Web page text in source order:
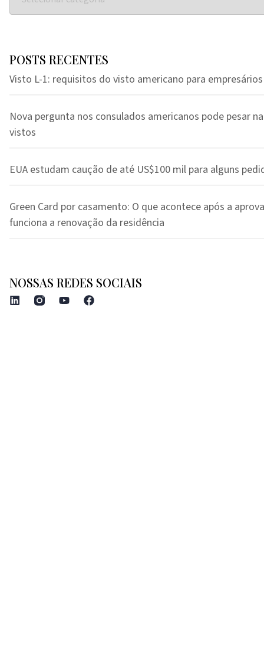
POSTS RECENTES
Visto L-1: requisitos do visto americano para empresários
Nova pergunta nos consulados americanos pode pesar
vistos
EUA estudam caução de até US$100 mil para alguns
Green Card por casamento: O que acontece após a
funciona a renovação da residência
NOSSAS REDES SOCIAIS